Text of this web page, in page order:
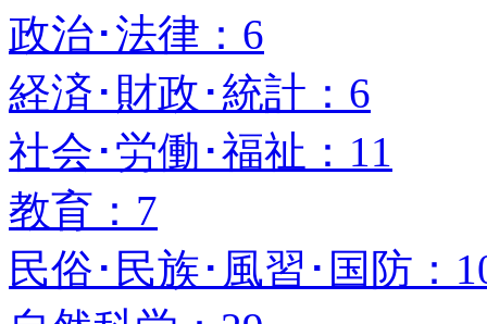
政治･法律：6
経済･財政･統計：6
社会･労働･福祉：11
教育：7
民俗･民族･風習･国防：